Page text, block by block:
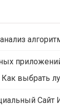
Как выбрать
Сайт